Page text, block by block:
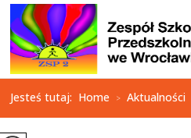
Jesteś tutaj: Home > Aktualności